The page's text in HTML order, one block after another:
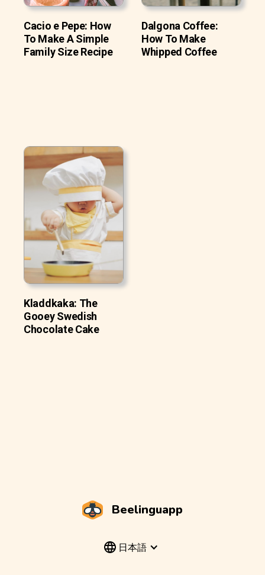
Cacio e Pepe: How
To Make A Simple
Family Size Recipe
Dalgona Coffee:
How To Make
Whipped Coffee
Kladdkaka: The
Gooey Swedish
Chocolate Cake
Beelinguapp
日本語